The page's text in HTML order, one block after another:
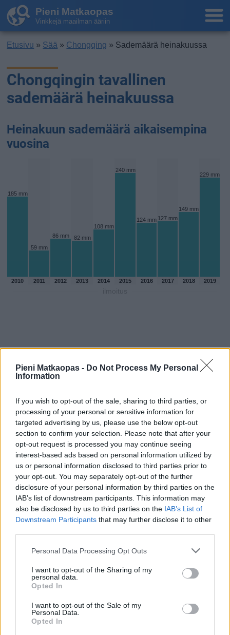
Pieni Matkaopas - Do Not Process My Personal
Information
If you wish to opt-out of the sale, sharing to third parties, or
processing of your personal or sensitive information for
targeted advertising by us, please use the below opt-out
section to confirm your selection. Please note that after your
opt-out request is processed you may continue seeing
interest-based ads based on personal information utilized by
us or personal information disclosed to third parties prior to
your opt-out. You may separately opt-out of the further
disclosure of your personal information by third parties on the
IAB’s list of downstream participants. This information may
also be disclosed by us to third parties on the IAB’s List of
Downstream Participants that may further disclose it to other
Personal Data Processing Opt Outs
I want to opt-out of the Sharing of my
personal data.
Opted In
I want to opt-out of the Sale of my
Personal Data.
Opted In
Pieni Matkaopas
Vinkkejä maailman ääriin
Etusivu » Sää » Chongqing » Sademäärä heinakuussa
Chongqingin tavallinen
sademäärä heinakuussa
Heinakuun sademäärä aikaisempina
vuosina
185 mm
59 mm
86 mm 82 mm
108 mm
240 mm
124 mm 127 mm
149 mm
229 mm
2010 2011 2012 2013 2014 2015 2016 2017 2018 2019
Sadepäivien määärä heinakuussa
aikaisempina vuosina
5 kpl
10 kpl
10 kpl
Entä muut kuukaudet? Miten paljon
Chongqingissa on satanut...